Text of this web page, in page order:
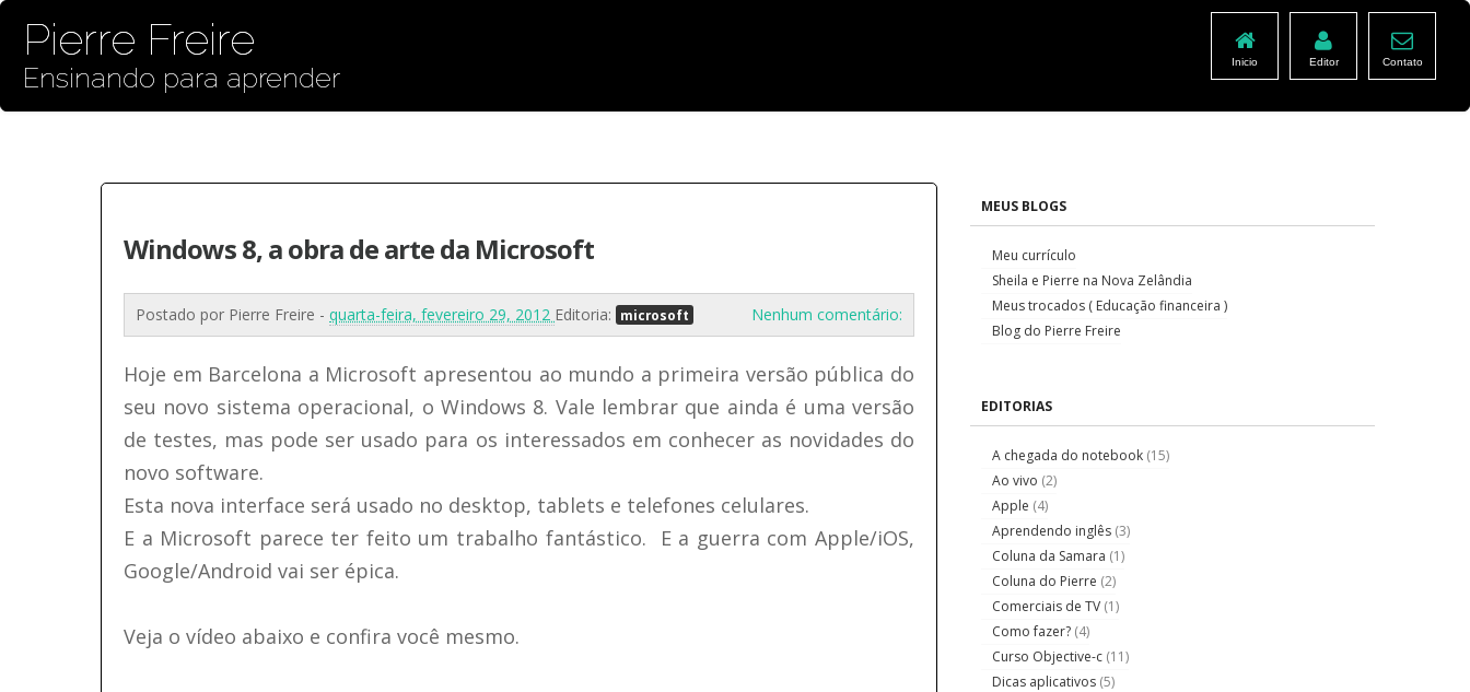
Pierre Freire
Ensinando para aprender Inicio Editor Contato
Windows 8, a obra de arte da Microsoft
Nenhum comentário:
Postado por Pierre Freire - quarta-feira, fevereiro 29, 2012 Editoria: microsoft
Hoje em Barcelona a Microsoft apresentou ao mundo a primeira versão pública do
seu novo sistema operacional, o Windows 8. Vale lembrar que ainda é uma versão
de testes, mas pode ser usado para os interessados em conhecer as novidades do
novo software.
Esta nova interface será usado no desktop, tablets e telefones celulares.
E a Microsoft parece ter feito um trabalho fantástico. E a guerra com Apple/iOS,
Google/Android vai ser épica.
Veja o vídeo abaixo e confira você mesmo.
MEUS BLOGS
Meu currículo
Sheila e Pierre na Nova Zelândia
Meus trocados ( Educação financeira )
Blog do Pierre Freire
EDITORIAS
A chegada do notebook (15)
Ao vivo (2)
Apple (4)
Aprendendo inglês (3)
Coluna da Samara (1)
Coluna do Pierre (2)
Comerciais de TV (1)
Como fazer? (4)
Curso Objective-c (11)
Dicas aplicativos (5)